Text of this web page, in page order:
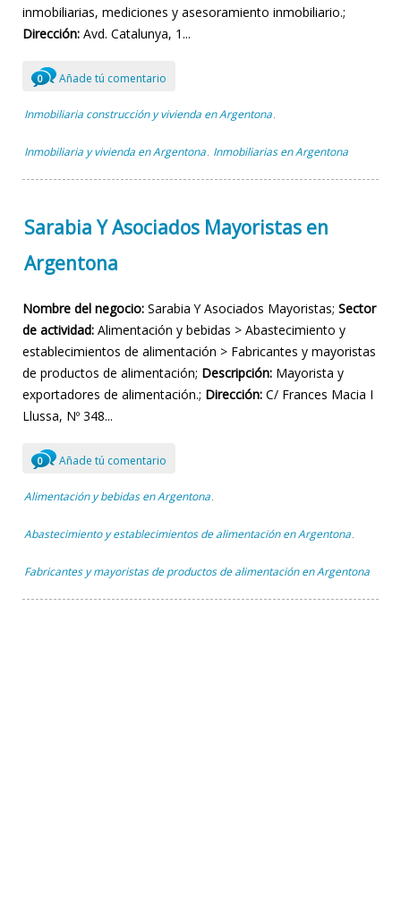
inmobiliarias, mediciones y asesoramiento inmobiliario.;
Dirección: Avd. Catalunya, 1...
0 Añade tú comentario
Inmobiliaria construcción y vivienda en Argentona ,
Inmobiliaria y vivienda en Argentona , Inmobiliarias en Argentona
Sarabia Y Asociados Mayoristas en
Argentona
Nombre del negocio: Sarabia Y Asociados Mayoristas; Sector
de actividad: Alimentación y bebidas > Abastecimiento y
establecimientos de alimentación > Fabricantes y mayoristas
de productos de alimentación; Descripción: Mayorista y
exportadores de alimentación.; Dirección: C/ Frances Macia I
Llussa, Nº 348...
0 Añade tú comentario
Alimentación y bebidas en Argentona ,
Abastecimiento y establecimientos de alimentación en Argentona ,
Fabricantes y mayoristas de productos de alimentación en Argentona